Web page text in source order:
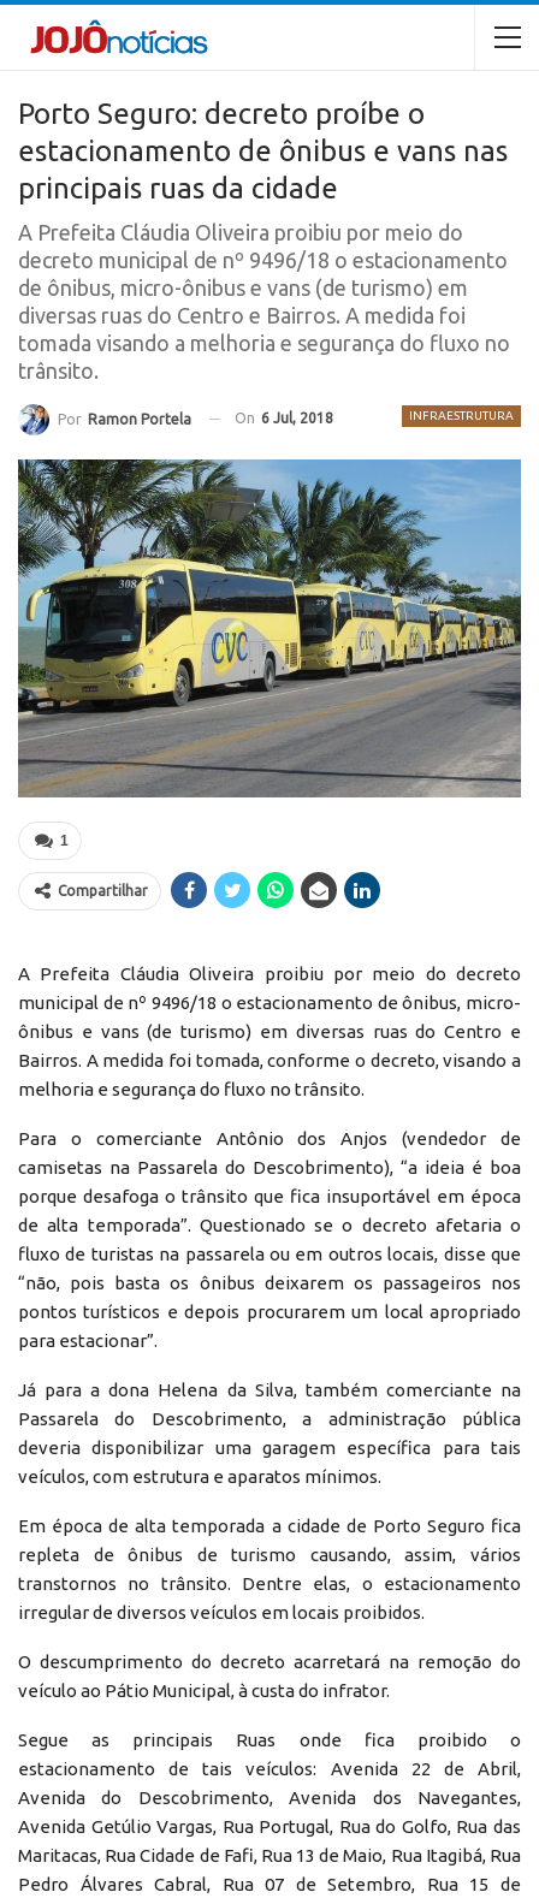
Porto Seguro: decreto proíbe o
estacionamento de ônibus e vans nas
principais ruas da cidade
A Prefeita Cláudia Oliveira proibiu por meio do
decreto municipal de nº 9496/18 o estacionamento
de ônibus, micro-ônibus e vans (de turismo) em
diversas ruas do Centro e Bairros. A medida foi
tomada visando a melhoria e segurança do fluxo no
trânsito.
INFRAESTRUTURA
Por Ramon Portela On 6 Jul, 2018
1
Compartilhar
A Prefeita Cláudia Oliveira proibiu por meio do decreto
municipal de nº 9496/18 o estacionamento de ônibus, micro-
ônibus e vans (de turismo) em diversas ruas do Centro e
Bairros. A medida foi tomada, conforme o decreto, visando a
melhoria e segurança do fluxo no trânsito.
Para o comerciante Antônio dos Anjos (vendedor de
camisetas na Passarela do Descobrimento), “a ideia é boa
porque desafoga o trânsito que fica insuportável em época
de alta temporada”. Questionado se o decreto afetaria o
fluxo de turistas na passarela ou em outros locais, disse que
“não, pois basta os ônibus deixarem os passageiros nos
pontos turísticos e depois procurarem um local apropriado
para estacionar”.
Já para a dona Helena da Silva, também comerciante na
Passarela do Descobrimento, a administração pública
deveria disponibilizar uma garagem específica para tais
veículos, com estrutura e aparatos mínimos.
Em época de alta temporada a cidade de Porto Seguro fica
repleta de ônibus de turismo causando, assim, vários
transtornos no trânsito. Dentre elas, o estacionamento
irregular de diversos veículos em locais proibidos.
O descumprimento do decreto acarretará na remoção do
veículo ao Pátio Municipal, à custa do infrator.
Segue as principais Ruas onde fica proibido o
estacionamento de tais veículos: Avenida 22 de Abril,
Avenida do Descobrimento, Avenida dos Navegantes,
Avenida Getúlio Vargas, Rua Portugal, Rua do Golfo, Rua das
Maritacas, Rua Cidade de Fafi, Rua 13 de Maio, Rua Itagibá, Rua
Pedro Álvares Cabral, Rua 07 de Setembro, Rua 15 de